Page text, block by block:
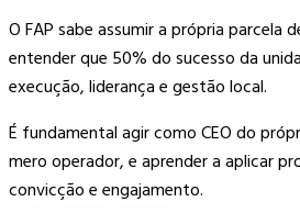
O FAP sabe assumir a própria parcela
entender que 50% do sucesso da
execução, liderança e gestão local.
É fundamental agir como CEO do
mero operador, e aprender a aplicar
convicção e engajamento.